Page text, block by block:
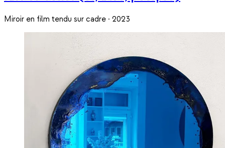
Miroir en film tendu sur cadre · 2023